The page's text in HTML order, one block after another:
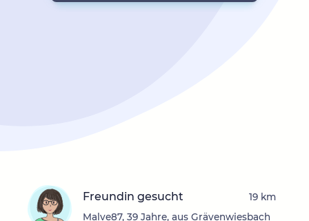
Freundin gesucht
Malve87, 39 Jahre, aus Grävenwiesbach
19 km